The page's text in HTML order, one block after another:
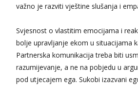
064/677-677
tel:0,93€ - mob:1,12€ min
Vanesa
Čekam tvoj poziv!
važno je razviti vještine slušanja i
Svjesnost o vlastitim emocijama i
bolje upravljanje ekom u situacijama
Partnerska komunikacija treba biti
razumijevanje, a ne na pobjedu u
pod utjecajem ega. Sukobi izazvani